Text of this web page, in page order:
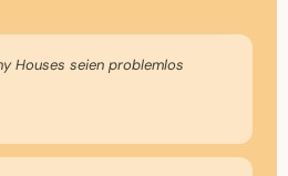
Houses seien problemlos